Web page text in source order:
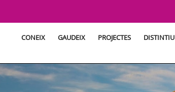
CONEIX GAUDEIX PROJECTES DISTINTIU